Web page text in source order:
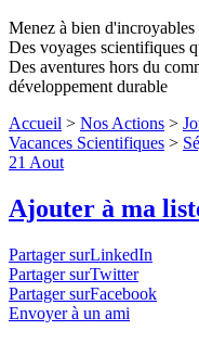
Menez à bien
Des voyages scientifiques
Des aventures hors du
développement durable
Accueil > Nos Actions >
Vacances Scientifiques >
21 Aout
Ajouter à ma
Partager surLinkedIn
Partager surTwitter
Partager surFacebook
Envoyer à un ami